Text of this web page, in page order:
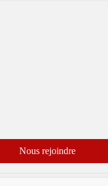
Nous rejoindre